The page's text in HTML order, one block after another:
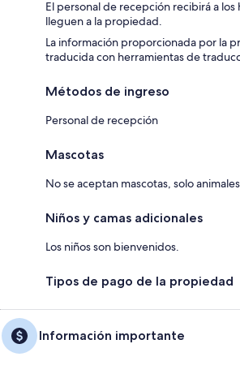
El personal de recepción recibirá a
lleguen a la propiedad.
La información proporcionada por la
traducida con herramientas de
Métodos de ingreso
Personal de recepción
Mascotas
No se aceptan mascotas, solo
Niños y camas adicionales
Los niños son bienvenidos.
Tipos de pago de la propiedad
Información importante